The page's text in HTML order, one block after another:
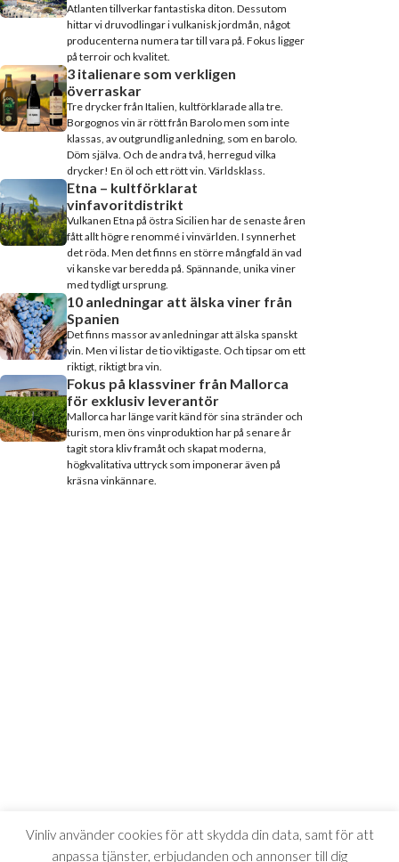
Atlanten tillverkar fantastiska diton. Dessutom
hittar vi druvodlingar i vulkanisk jordmån, något
producenterna numera tar till vara på. Fokus ligger
på terroir och kvalitet.
3 italienare som verkligen
överraskar
Tre drycker från Italien, kultförklarade alla tre.
Borgognos vin är rött från Barolo men som inte
klassas, av outgrundlig anledning, som en barolo.
Döm själva. Och de andra två, herregud vilka
drycker! En öl och ett rött vin. Världsklass.
Etna – kultförklarat
vinfavoritdistrikt
Vulkanen Etna på östra Sicilien har de senaste åren
fått allt högre renommé i vinvärlden. I synnerhet
det röda. Men det finns en större mångfald än vad
vi kanske var beredda på. Spännande, unika viner
med tydligt ursprung.
10 anledningar att älska viner från
Spanien
Det finns massor av anledningar att älska spanskt
vin. Men vi listar de tio viktigaste. Och tipsar om ett
riktigt, riktigt bra vin.
Fokus på klassviner från Mallorca
för exklusiv leverantör
Mallorca har länge varit känd för sina stränder och
turism, men öns vinproduktion har på senare år
tagit stora kliv framåt och skapat moderna,
högkvalitativa uttryck som imponerar även på
kräsna vinkännare.
Vinliv använder cookies för att skydda din data, samt för att
anpassa tjänster, erbjudanden och annonser till dig